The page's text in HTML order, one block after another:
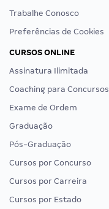
Trabalhe Conosco
Preferências de Cookies
CURSOS ONLINE
Assinatura Ilimitada
Coaching para Concursos
Exame de Ordem
Graduação
Pós-Graduação
Cursos por Concurso
Cursos por Carreira
Cursos por Estado